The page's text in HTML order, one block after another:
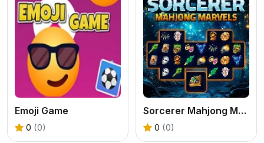
Emoji Game
0 (0)
Sorcerer Mahjong Marvels
0 (0)